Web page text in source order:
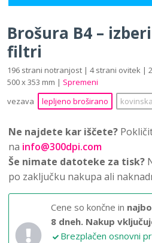
Brošura B4 –
filtri
196 strani notranjost | 4 strani ovitek |
500 x 353 mm | Spremeni
vezava
lepljeno broširano
Ne najdete kar iščete?
na info@300dpi.com
Še nimate datoteke za tisk?
po zaključku nakupa ali
Cene so končne in
8 dneh. Nakup
Brezplačen osnovni